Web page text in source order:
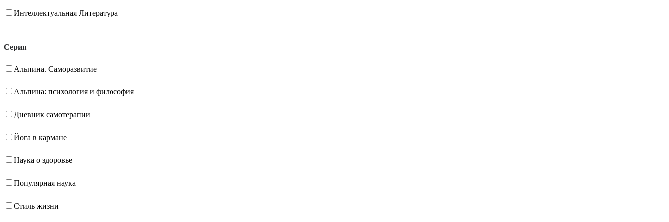
Интеллектуальная Литература
Серия
Альпина. Саморазвитие
Альпина: психология и философия
Дневник самотерапии
Йога в кармане
Наука о здоровье
Популярная наука
Стиль жизни